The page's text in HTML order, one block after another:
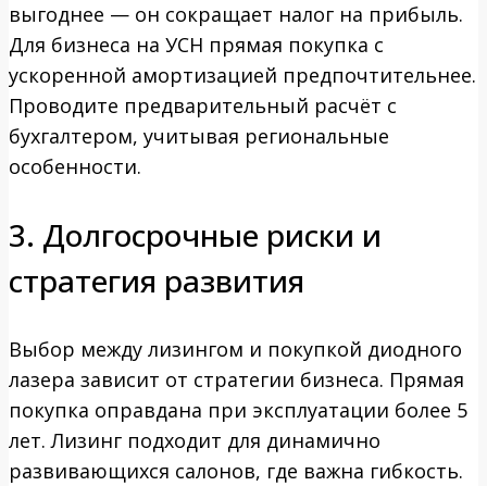
выгоднее — он сокращает налог на прибыль.
Для бизнеса на УСН прямая покупка с
ускоренной амортизацией предпочтительнее.
Проводите предварительный расчёт с
бухгалтером, учитывая региональные
особенности.
3. Долгосрочные риски и
стратегия развития
Выбор между лизингом и покупкой диодного
лазера зависит от стратегии бизнеса. Прямая
покупка оправдана при эксплуатации более 5
лет. Лизинг подходит для динамично
развивающихся салонов, где важна гибкость.